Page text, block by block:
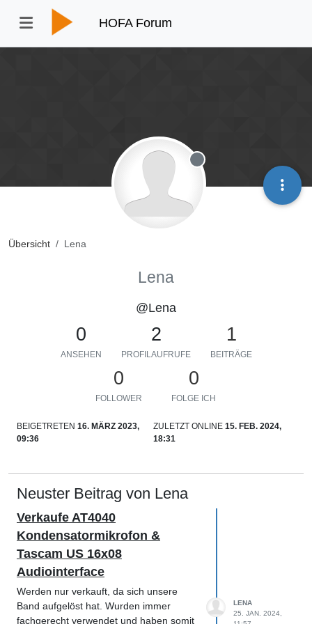
HOFA Forum
Übersicht Lena
Offline
Lena
@Lena
0
ANSEHEN
2
PROFILAUFRUFE
1
BEITRÄGE
0
FOLLOWER
0
FOLGE ICH
BEIGETRETEN 16. MÄRZ 2023,
09:36
ZULETZT ONLINE 15. FEB. 2024,
18:31
Neuster Beitrag von Lena
Verkaufe AT4040
Kondensatormikrofon &
Tascam US 16x08
Audiointerface
Werden nur verkauft, da sich unsere
Band aufgelöst hat. Wurden immer
fachgerecht verwendet und haben somit
LENA
25. JAN. 2024,